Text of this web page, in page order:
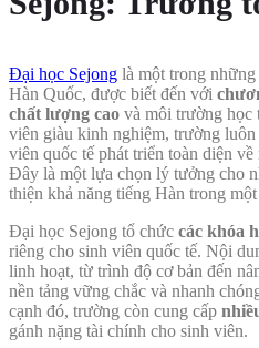
Đại học Sejong là một trong
Hàn Quốc, được biết đến với
chất lượng cao và môi trường học
viên giàu kinh nghiệm, trường
viên quốc tế phát triển toàn diện
Đây là một lựa chọn lý tưởng cho
thiện khả năng tiếng Hàn trong
Đại học Sejong tổ chức các khóa
riêng cho sinh viên quốc tế. Nội
linh hoạt, từ trình độ cơ bản đến
nền tảng vững chắc và nhanh
cạnh đó, trường còn cung cấp
gánh nặng tài chính cho sinh viên.